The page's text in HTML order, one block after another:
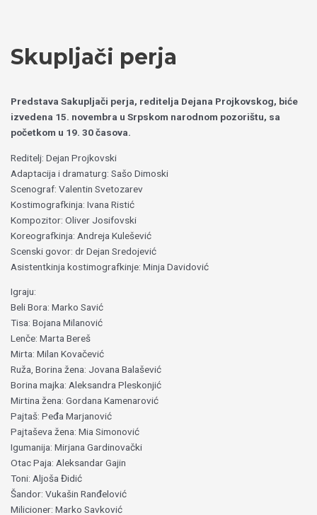
Skupljači perja
Predstava Sakupljači perja, reditelja Dejana Projkovskog, biće
izvedena 15. novembra u Srpskom narodnom pozorištu, sa
početkom u 19. 30 časova.
Reditelj: Dejan Projkovski
Adaptacija i dramaturg: Sašo Dimoski
Scenograf: Valentin Svetozarev
Kostimografkinja: Ivana Ristić
Kompozitor: Oliver Josifovski
Koreografkinja: Andreja Kulešević
Scenski govor: dr Dejan Sredojević
Asistentkinja kostimografkinje: Minja Davidović
Igraju:
Beli Bora: Marko Savić
Tisa: Bojana Milanović
Lenče: Marta Bereš
Mirta: Milan Kovačević
Ruža, Borina žena: Jovana Balašević
Borina majka: Aleksandra Pleskonjić
Mirtina žena: Gordana Kamenarović
Pajtaš: Peđa Marjanović
Pajtaševa žena: Mia Simonović
Igumanija: Mirjana Gardinovački
Otac Paja: Aleksandar Gajin
Toni: Aljoša Đidić
Šandor: Vukašin Ranđelović
Milicioner: Marko Savković